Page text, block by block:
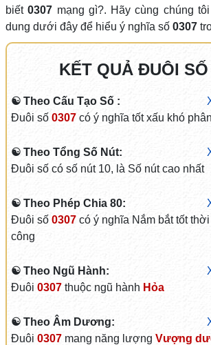
biết0307 mạng gì?. Hãy cùng chúng
dung dưới đây để hiểu ý nghĩa số 0307
KẾT QUẢ ĐUÔI SỐ
☯ Theo Cấu Tạo Số :
Đuôi số 0307có ý nghĩa tốt xấu khó phân
☯ Theo Tổng Số Nút:
Đuôi số có số nút 10, là Số nút cao nhất
☯ Theo Phép Chia 80:
Đuôi số 0307có ý nghĩa Nắm bắt tốt
công
☯ Theo Ngũ Hành:
Đuôi 0307thuộc ngũ hành Hỏa
☯ Theo Âm Dương:
Đuôi 0307mang năng lượng Vượng